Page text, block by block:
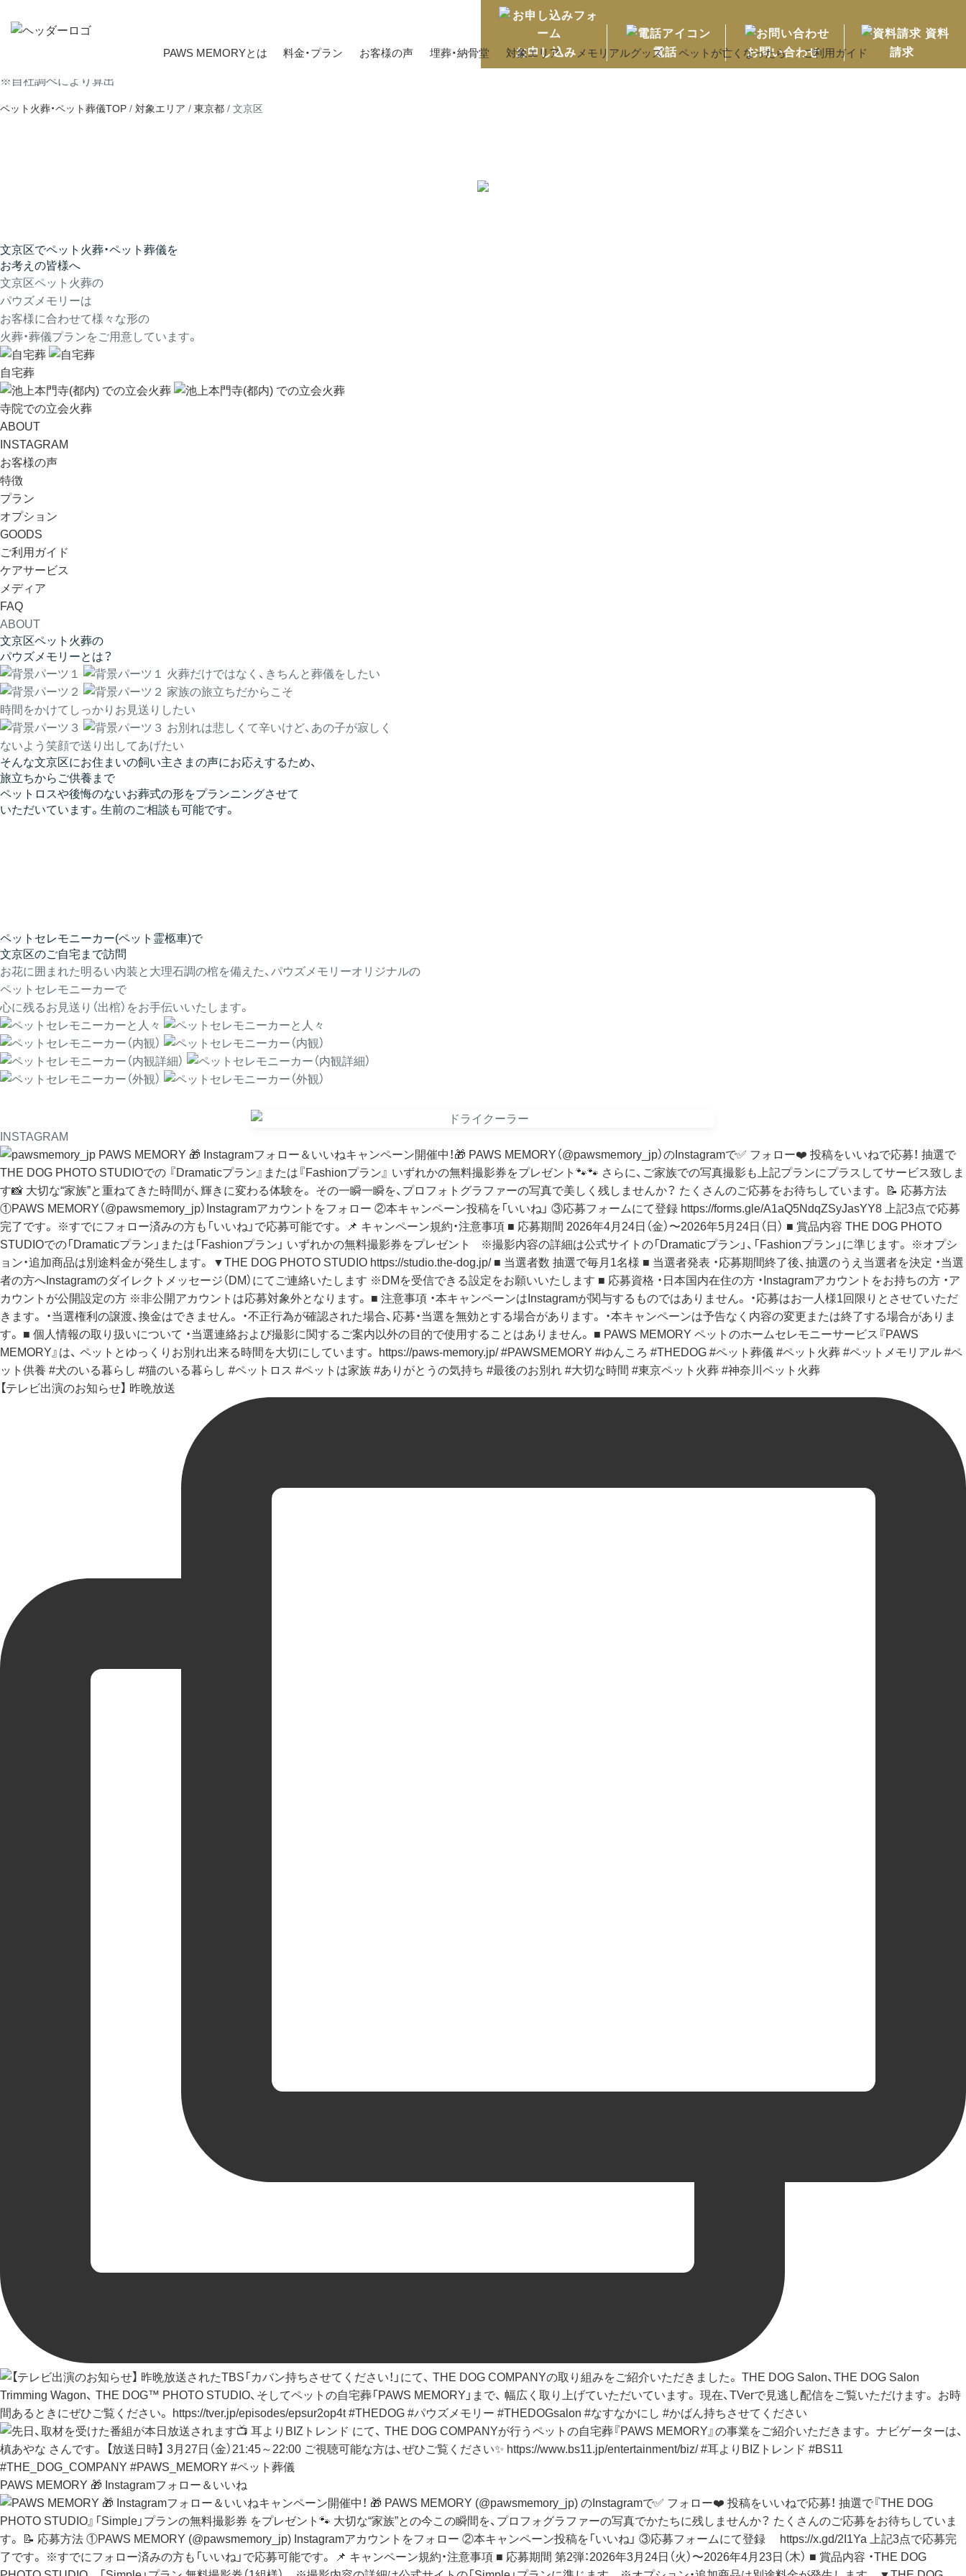
お申し込み 電話 お問い合わせ
資料
請求
PAWS MEMORYとは 料金・プラン お客様の声 埋葬・納骨堂 対象エリア メモリアルグッズ ペットが亡くなったら ご利用ガイド
※自社調べにより算出
ペット火葬・ペット葬儀TOP / 対象エリア / 東京都 / 文京区
文京区でペット火葬・ペット葬儀を
お考えの皆様へ
文京区ペット火葬の
パウズメモリーは
お客様に合わせて様々な形の
火葬・葬儀プランをご用意しています。
自宅葬
寺院での立会火葬
ABOUT
INSTAGRAM
お客様の声
特徴
プラン
オプション
GOODS
ご利用ガイド
ケアサービス
メディア
FAQ
ABOUT
文京区ペット火葬の
パウズメモリーとは？
火葬だけではなく、きちんと葬儀をしたい
家族の旅立ちだからこそ
時間をかけてしっかりお見送りしたい
お別れは悲しくて辛いけど、あの子が寂しく
ないよう笑顔で送り出してあげたい
そんな文京区にお住まいの飼い主さまの声にお応えするため、
旅立ちからご供養まで
ペットロスや後悔のないお葬式の形をプランニングさせて
いただいています。 生前のご相談も可能です。
ペットセレモニーカー(ペット霊柩車)で
文京区のご自宅まで訪問
お花に囲まれた明るい内装と大理石調の棺を備えた、パウズメモリーオリジナルの
ペットセレモニーカーで
心に残るお見送り（出棺）をお手伝いいたします。
INSTAGRAM
【テレビ出演のお知らせ】 昨晩放送
PAWS MEMORY 🎁 Instagramフォロー＆いいね